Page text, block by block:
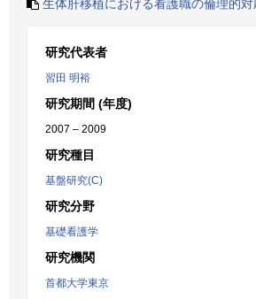
生体肝移植における看護職の倫理的
研究代表者
習田 明裕
研究期間 (年度)
2007 – 2009
研究種目
基盤研究(C)
研究分野
基礎看護学
研究機関
首都大学東京